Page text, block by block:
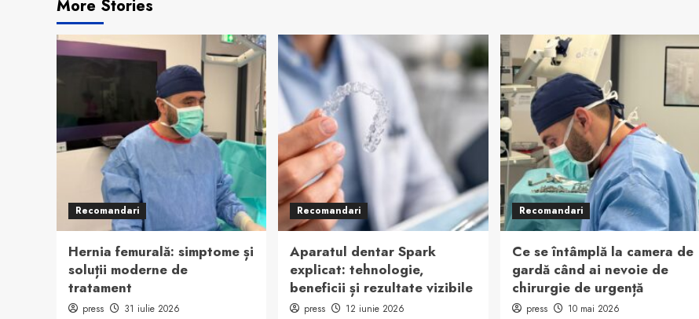
More Stories
Recomandari
Hernia femurală: simptome și
soluții moderne de
tratament
press 31 iulie 2026
Recomandari
Aparatul dentar Spark
explicat: tehnologie,
beneficii și rezultate vizibile
press 12 iunie 2026
Recomandari
Ce se întâmplă la camera de
gardă când ai nevoie de
chirurgie de urgență
press 10 mai 2026